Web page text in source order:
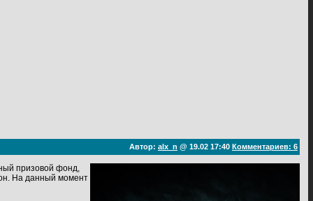
Автор: alx_n @ 19.02 17:40 Комментариев: 6
призовой фонд,
На данный момент